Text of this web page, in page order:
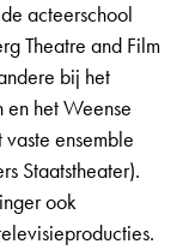
acteerschool
Theatre and Film
bij het
en het Weense
ensemble
Staatstheater).
ook